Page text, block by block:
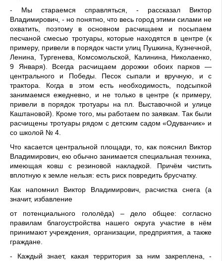
- Мы стараемся справ­ляться, - рассказал Виктор
Владимирович, - но понят­но, что весь город этими си­лами не
охватить, поэтому в основном расчищаем и посыпаем
песчаной сме­сью тротуары, которые на­ходятся в центре (к
примеру, привели в порядок части улиц Пушкина, Кузнечной,
Ленина, Тургенева, Комсо­мольской, Калинина, Ни­колаенко,
9 Января). Всегда расчищаем дорожки обо­их парков —
центрального и Победы. Песок сыпали и вручную, и с
трактора. Когда в этом есть необходимость, подсыпкой
занимаемся еже­дневно, и не только в центре (к примеру,
привели в по­рядок тротуары на пл. Выставочной и улице
Каштано­вой). Кроме того, мы работа­ем по заявкам. Так были
рас­чищены тротуары рядом с детским садом «Одуванчик» и
со школой № 4.
Что касается централь­ной площади, то, как пояс­нил Виктор
Владимирович, ею обычно занимается спе­циальная техника,
имеющая ковш с резиновой наклад­кой. Причём чистить
вплот­ную к земле нельзя: есть риск повредить брусчатку.
Как напомнил Виктор Владимирович, расчистка снега (а
значит, избавление
от потенциального гололё­да) – дело общее: согласно
правилам благоустройства нашего округа участие в нём
принимают учреждения, организации, предприятия, а также
граждане.
- Каждый знает, какая территория за ним закре­плена, -